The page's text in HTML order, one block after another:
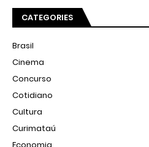
CATEGORIES
Brasil
Cinema
Concurso
Cotidiano
Cultura
Curimataú